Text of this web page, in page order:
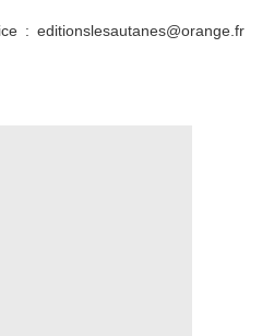
: editionslesautanes@orange.fr